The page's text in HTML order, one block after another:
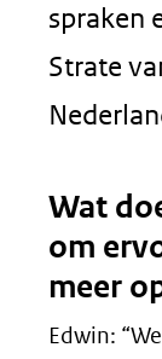
spraken
Strate
Wat
om
meer
Edwin: